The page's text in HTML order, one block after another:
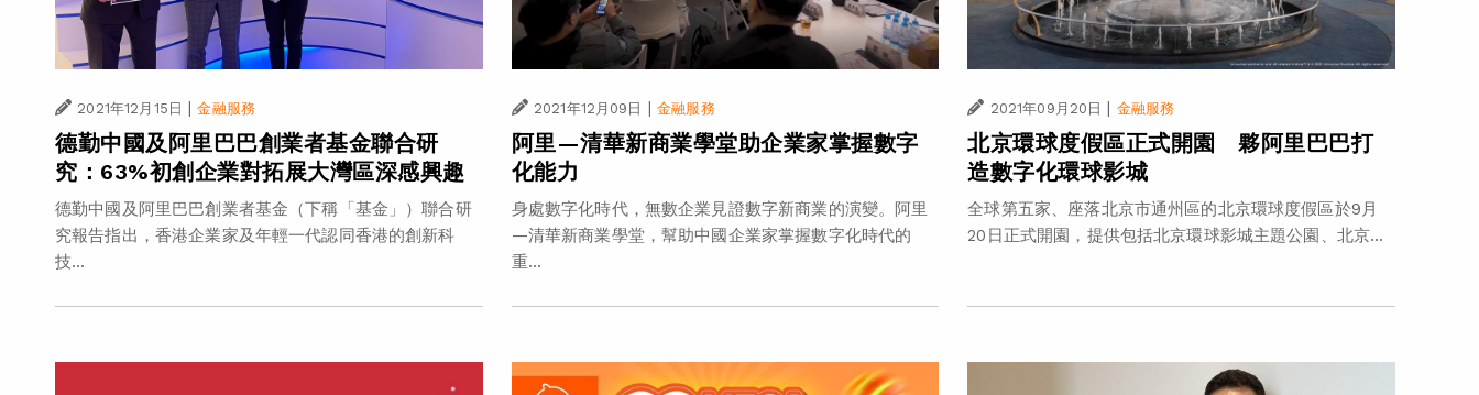
2021年12月15日 | 金融服務
德勤中國及阿里巴巴創業者基金聯合研
究：63%初創企業對拓展大灣區深感興趣
德勤中國及阿里巴巴創業者基金（下稱「基金」）聯合研
究報告指出，香港企業家及年輕一代認同香港的創新科
技...
2021年12月09日 | 金融服務
阿里—清華新商業學堂助企業家掌握數字
化能力
身處數字化時代，無數企業見證數字新商業的演變。阿里
—清華新商業學堂，幫助中國企業家掌握數字化時代的
重...
2021年09月20日 | 金融服務
北京環球度假區正式開園 夥阿里巴巴打
造數字化環球影城
全球第五家、座落北京市通州區的北京環球度假區於9月
20日正式開園，提供包括北京環球影城主題公園、北京...